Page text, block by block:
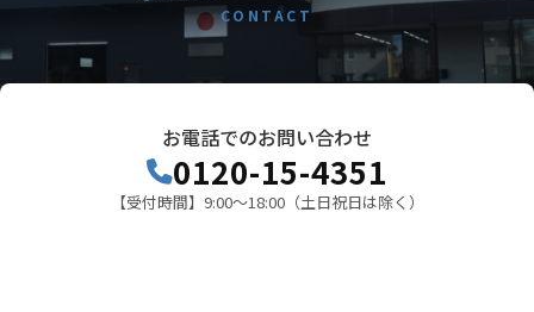
CONTACT
お電話でのお問い合わせ
0120-15-4351
【受付時間】9:00～18:00（土日祝日は除く）